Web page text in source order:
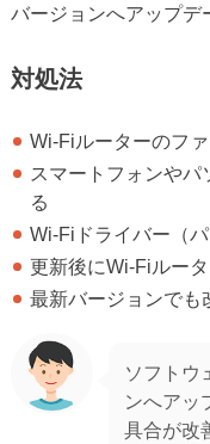
バージョンへアップデ
対処法
Wi-Fiルーターのフ
スマートフォンや
る
Wi-Fiドライバー（
更新後にWi-Fiルー
最新バージョンでも
ソフトウ
ンへアッ
具合が改